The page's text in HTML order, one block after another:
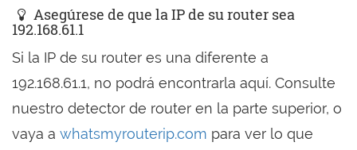
Asegúrese de que la IP de su router sea
192.168.61.1
Si la IP de su router es una diferente a
192.168.61.1, no podrá encontrarla aquí. Consulte
nuestro detector de router en la parte superior, o
vaya a whatsmyrouterip.com para ver lo que